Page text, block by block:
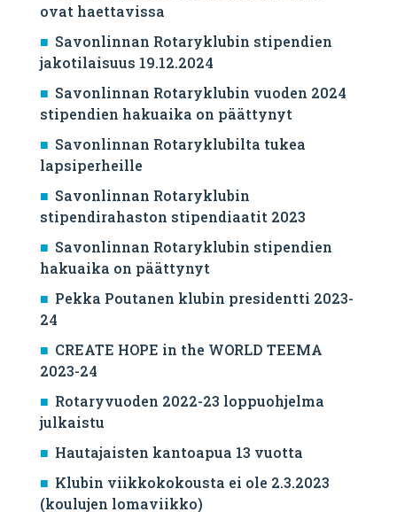
ovat haettavissa
Savonlinnan Rotaryklubin stipendien
jakotilaisuus 19.12.2024
Savonlinnan Rotaryklubin vuoden 2024
stipendien hakuaika on päättynyt
Savonlinnan Rotaryklubilta tukea
lapsiperheille
Savonlinnan Rotaryklubin
stipendirahaston stipendiaatit 2023
Savonlinnan Rotaryklubin stipendien
hakuaika on päättynyt
Pekka Poutanen klubin presidentti 2023-
24
CREATE HOPE in the WORLD TEEMA
2023-24
Rotaryvuoden 2022-23 loppuohjelma
julkaistu
Hautajaisten kantoapua 13 vuotta
Klubin viikkokokousta ei ole 2.3.2023
(koulujen lomaviikko)